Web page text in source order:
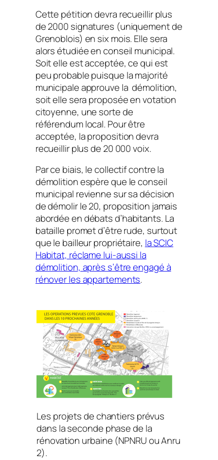
Cette pétition devra recueillir plus
de 2000 signatures (uniquement de
Grenoblois) en six mois. Elle sera
alors étudiée en conseil municipal.
Soit elle est acceptée, ce qui est
peu probable puisque la majorité
municipale approuve la démolition,
soit elle sera proposée en votation
citoyenne, une sorte de
référendum local. Pour être
acceptée, la proposition devra
recueillir plus de 20 000 voix.
Par ce biais, le collectif contre la
démolition espère que le conseil
municipal revienne sur sa décision
de démolir le 20, proposition jamais
abordée en débats d’habitants. La
bataille promet d’être rude, surtout
que le bailleur propriétaire, la SCIC
Habitat, réclame lui-aussi la
démolition, après s’être engagé à
rénover les appartements.
Les projets de chantiers prévus
dans la seconde phase de la
rénovation urbaine (NPNRU ou Anru
2).